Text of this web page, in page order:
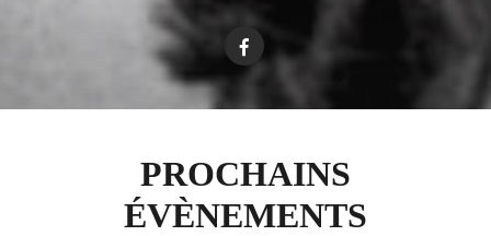
PROCHAINS
ÉVÈNEMENTS